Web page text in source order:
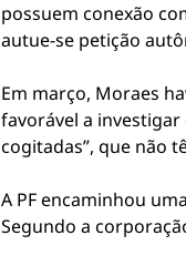
possuem conexão
autue-se petição
Em março, Moraes
favorável a
cogitadas”, que não
A PF encaminhou
Segundo a